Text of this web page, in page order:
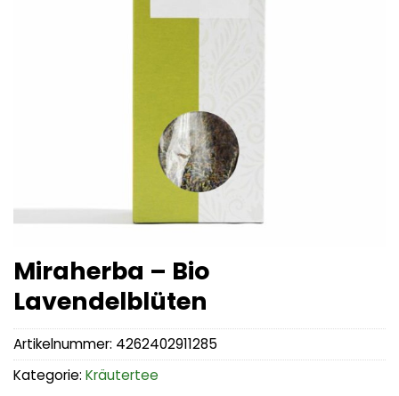
Miraherba – Bio
Lavendelblüten
Artikelnummer: 4262402911285
Kategorie: Kräutertee